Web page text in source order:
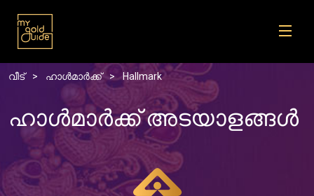
Breadcrumb
വീട് ഹാൾമാർക്ക് Hallmark
ഹാൾമാർക്ക് അടയാളങ്ങൾ